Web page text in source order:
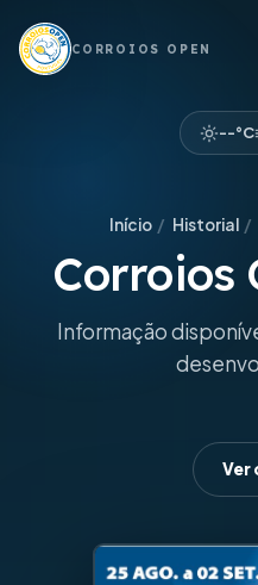
CORROIOS OPEN
--°C
Início / Historial /
Corroios
Informação
Ver